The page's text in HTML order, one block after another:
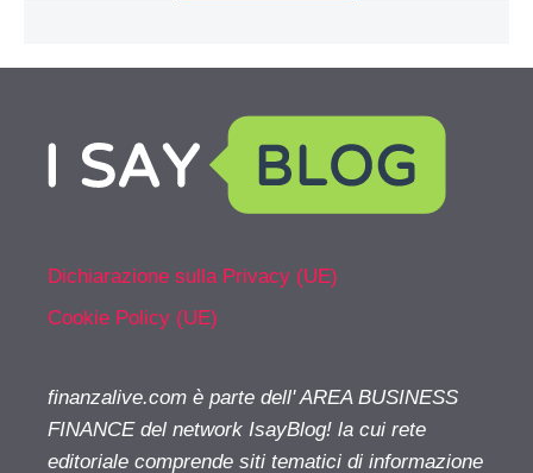
Dichiarazione sulla Privacy (UE)
Cookie Policy (UE)
finanzalive.com è parte dell' AREA BUSINESS
FINANCE del network IsayBlog! la cui rete
editoriale comprende siti tematici di informazione